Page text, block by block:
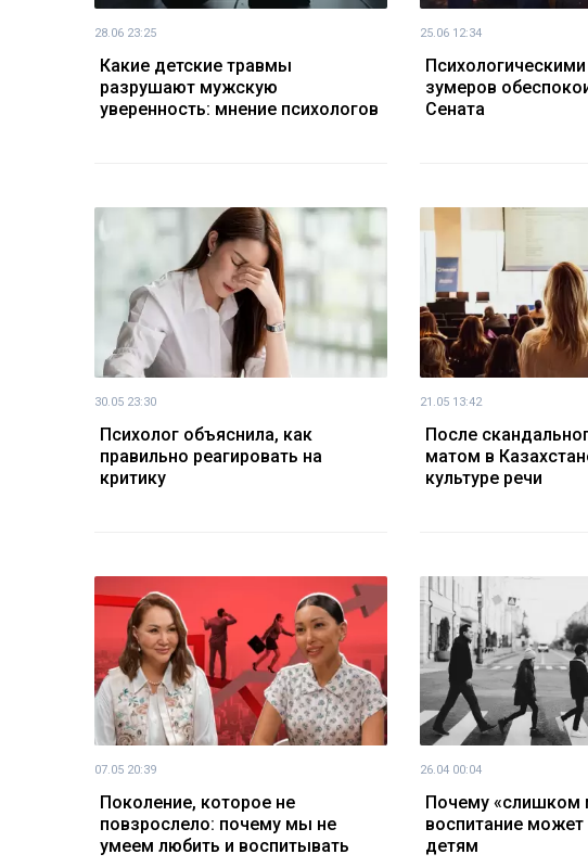
28.06 23:25
Какие детские травмы
разрушают мужскую
уверенность: мнение психологов
25.06 12:34
зумеров
Сената
30.05 23:30
Психолог объяснила, как
правильно реагировать на
критику
21.05 13:42
После
матом в
культуре речи
07.05 20:39
Поколение, которое не
повзрослело: почему мы не
умеем любить и воспитывать
26.04 00:04
Почему «слишком
воспитание может
детям